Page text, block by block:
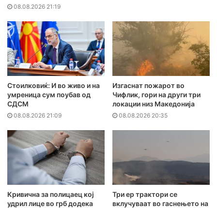
08.08.2026 21:19
Стоилковиќ: И во живо и на
умреница сум поубав од
СДСМ
08.08.2026 21:09
Изгаснат пожарот во
Чифлик, гори на други три
локации низ Македонија
08.08.2026 20:35
Кривична за полицаец кој
удрил лице во грб додека
Три ер трактори се
вклучуваат во гаснењето на